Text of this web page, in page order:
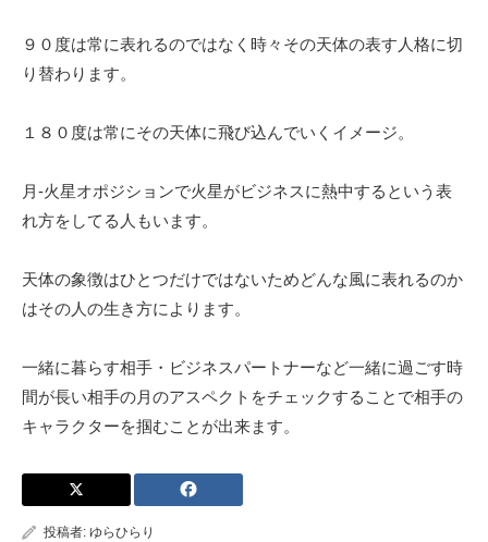
９０度は常に表れるのではなく時々その天体の表す人格に切
り替わります。
１８０度は常にその天体に飛び込んでいくイメージ。
月-火星オポジションで火星がビジネスに熱中するという表
れ方をしてる人もいます。
天体の象徴はひとつだけではないためどんな風に表れるのか
はその人の生き方によります。
一緒に暮らす相手・ビジネスパートナーなど一緒に過ごす時
間が長い相手の月のアスペクトをチェックすることで相手の
キャラクターを掴むことが出来ます。
投稿者: ゆらひらり